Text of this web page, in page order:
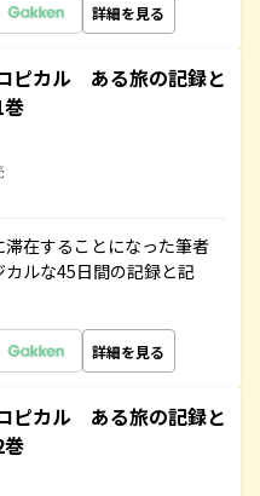
詳細を見る
ピカル ある旅の記録と
在することになった筆者
ルな45日間の記録と記
詳細を見る
ピカル ある旅の記録と